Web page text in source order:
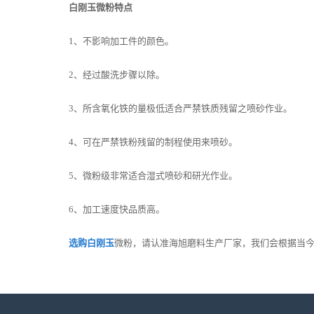
白刚玉微粉特点
1、不影响加工件的颜色。
2、经过酸洗步骤以除。
3、所含氧化铁的量极低适合严禁铁质残留之喷砂作业。
4、可在严禁铁粉残留的制程使用来喷砂。
5、微粉级非常适合湿式喷砂和研光作业。
6、加工速度快品质高。
选购白刚玉微粉，请认准海旭磨料生产厂家，我们会根据当